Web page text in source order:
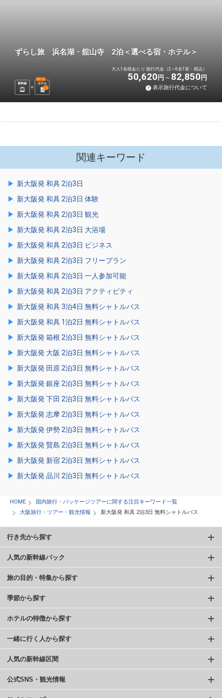
ずらし旅 浜名湖・舘山寺 2泊＜選べる宿・ホテル＞
新幹線 ホテル
選べる
2泊
大人1名様あたり 旅行代金（2～6名1室・税込）
50,620 円 82,850 円
表示旅行代金について
関連キーワード
新大阪発 和具 2泊3日
新大阪発 和具 2泊3日 体験
新大阪発 和具 2泊3日 観光
新大阪発 和具 2泊3日 大浴場
新大阪発 和具 2泊3日 ビジネス
新大阪発 和具 2泊3日 フリープラン
新大阪発 和具 2泊3日 一人参加可能
新大阪発 和具 2泊3日 アクティビティ
新大阪発 和具 3泊4日 無料シャトルバス
新大阪発 和具 1泊2日 無料シャトルバス
新大阪発 箱根 2泊3日 無料シャトルバス
新大阪発 大阪 2泊3日 無料シャトルバス
新大阪発 田原 2泊3日 無料シャトルバス
新大阪発 銀座 2泊3日 無料シャトルバス
新大阪発 下田 2泊3日 無料シャトルバス
新大阪発 志摩 2泊3日 無料シャトルバス
新大阪発 伊勢 2泊3日 無料シャトルバス
新大阪発 賢島 2泊3日 無料シャトルバス
新大阪発 新宿 2泊3日 無料シャトルバス
新大阪発 品川 2泊3日 無料シャトルバス
HOME
国内旅行・パッケージツアーに関する注目キーワード一覧
大阪旅行・ツアー・観光情報
新大阪発 和具 2泊3日 無料シャトルバス
行き先から探す
人気の新幹線パック
旅の目的・特集から探す
季節から探す
ホテルの特徴から探す
一緒に行く人から探す
人気の新幹線区間
公式SNS・観光情報